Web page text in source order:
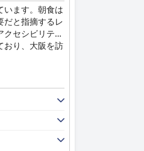
います。朝食は
だと指摘するレ
セシビリティ
おり、大阪を訪